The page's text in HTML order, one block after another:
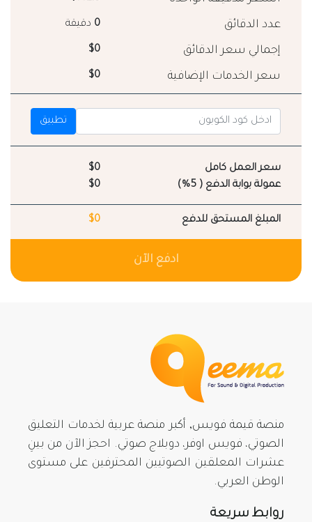
عدد الدقائق 0 دقيقة
إجمالي سعر الدقائق $0
سعر الخدمات الإضافية $0
تطبيق
سعر العمل كامل
$0
عمولة بوابة الدفع ( 5%)
$0
المبلغ المستحق للدفع $0
ادفع الآن
منصة قيمة فويس, أكبر منصة عربية لخدمات التعليق
الصوتي، فويس اوفر، دوبلاج صوتي. احجز الآن من بينِ
عشرات المعلقين الصوتيين المحترفين على مستوى
الوطن العربي.
روابط سريعة